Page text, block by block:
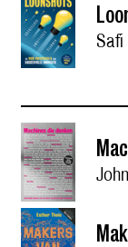
Safi